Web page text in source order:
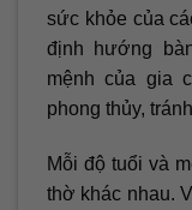
sức khỏe của
định hướng
mệnh của gia
phong thủy,
Mỗi độ tuổi và
thờ khác nhau.